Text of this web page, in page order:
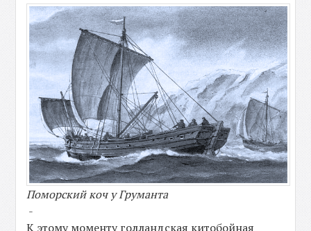
Поморский коч у Груманта
-
К этому моменту голландская китобойная